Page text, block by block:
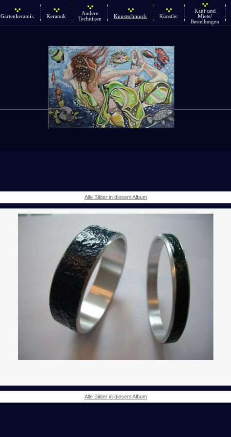
Gartenkeramik Keramik
Andere
Techniken
Kunstschmuck Künstler
Kauf und
Miete/
Bestellungen
Alle Bilder in diesem Album
Alle Bilder in diesem Album